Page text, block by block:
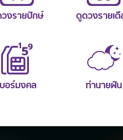
งรายปักษ์ ดูดวงรายเดื
บอร์มงคล ทำนายฝัน